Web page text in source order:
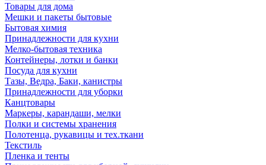
Товары для дома
Мешки и пакеты бытовые
Бытовая химия
Принадлежности для кухни
Мелко-бытовая техника
Контейнеры, лотки и банки
Посуда для кухни
Тазы, Ведра, Баки, канистры
Принадлежности для уборки
Канцтовары
Маркеры, карандаши, мелки
Полки и системы хранения
Полотенца, рукавицы и тех.ткани
Текстиль
Пленка и тенты